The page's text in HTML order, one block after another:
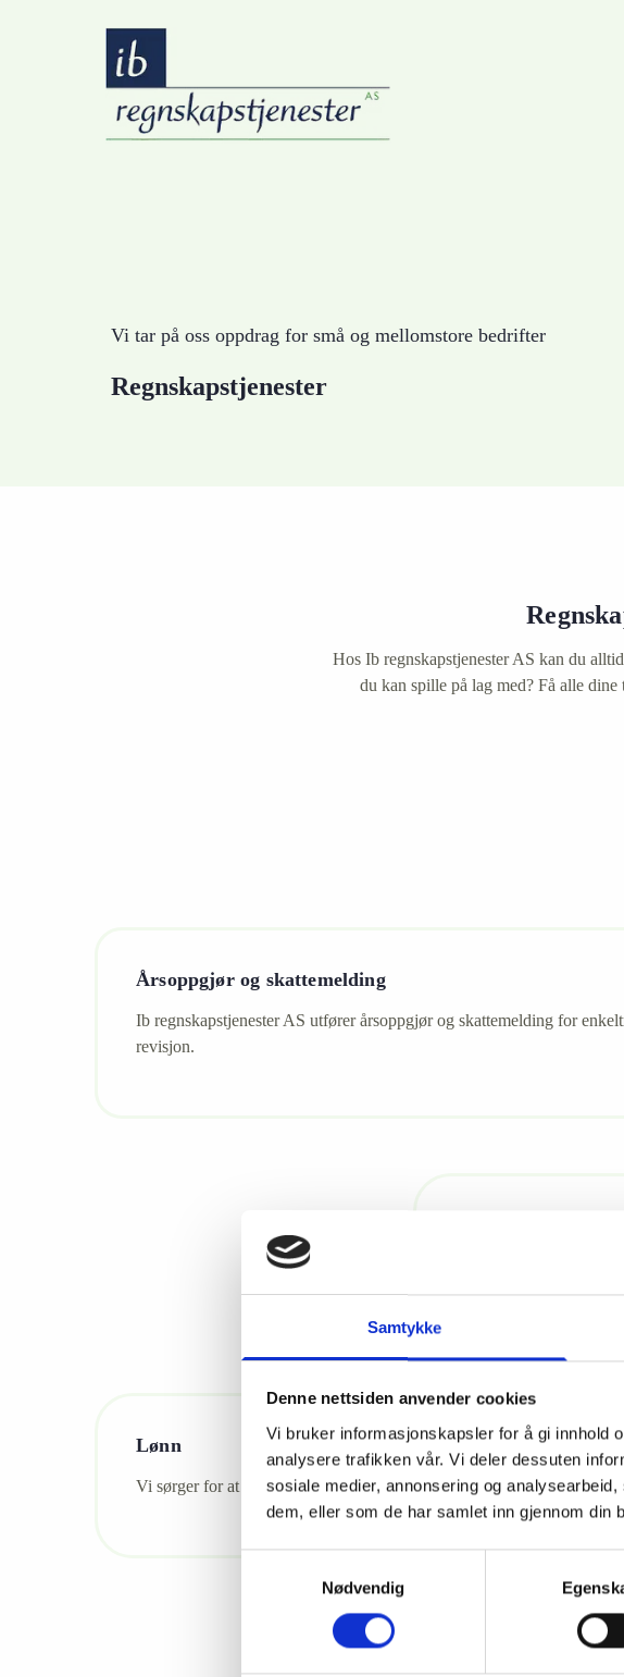
Samtykke
Denne nettsiden anvender cookies
Vi bruker informasjonskapsler for å gi innhold
analysere trafikken vår. Vi deler dessuten
sosiale medier, annonsering og
dem, eller som de har samlet inn gjennom din
Nødvendig
Vi tar på oss oppdrag for små og mellomstore bedrifter
Regnskapstjenester
Hos Ib regnskapstjenester AS kan du
du kan spille på lag med? Få alle
Årsoppgjør og skattemelding
Ib regnskapstjenester AS utfører årsoppgjør og skattemelding for
revisjon.
Vi har kunnskap om
Lønn
Vi sørger for at dine ansatte får riktig lønn til rett tid. Unngå forsinkede